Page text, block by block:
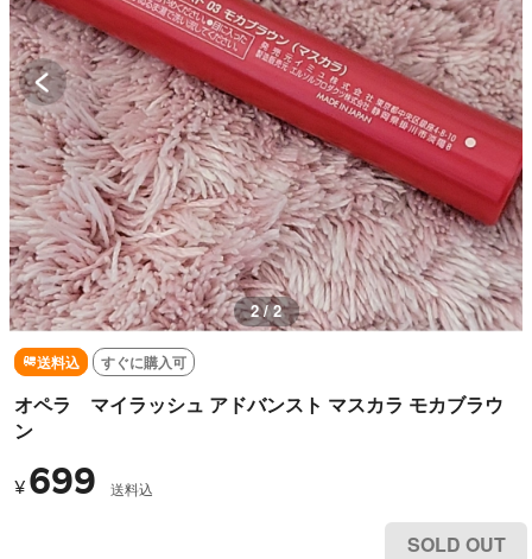
2 / 2
送料込 すぐに購入可
オペラ マイラッシュ アドバンスト マスカラ モカブラウ
ン
¥ 699 送料込
SOLD OUT